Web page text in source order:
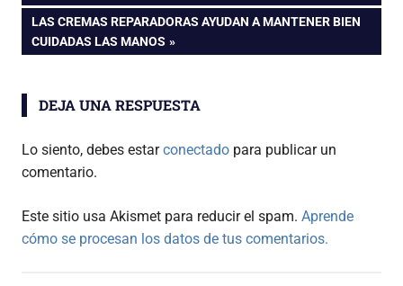
de
entradas
ENTRADA
SIGUIENTE:
LAS CREMAS REPARADORAS AYUDAN A MANTENER BIEN
CUIDADAS LAS MANOS
DEJA UNA RESPUESTA
Lo siento, debes estarconectado para publicar un
comentario.
Este sitio usa Akismet para reducir el spam. Aprende
cómo se procesan los datos de tus comentarios.